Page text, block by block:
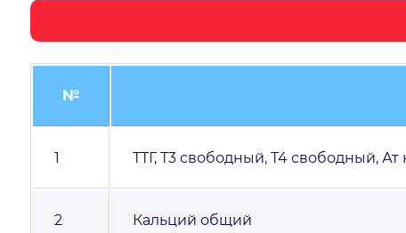
№
1 ТТГ, Т3 свободный, Т4 свободный,
2 Кальций общий